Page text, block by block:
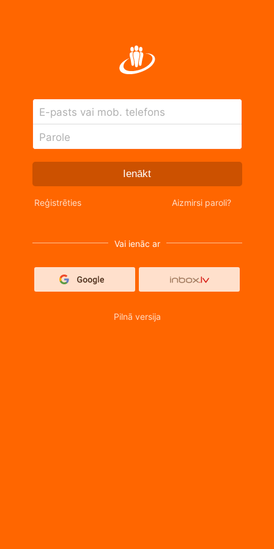
E-pasts vai mob. telefons
Parole
Ienākt
Reģistrēties Aizmirsi paroli?
Vai ienāc ar
Pilnā versija